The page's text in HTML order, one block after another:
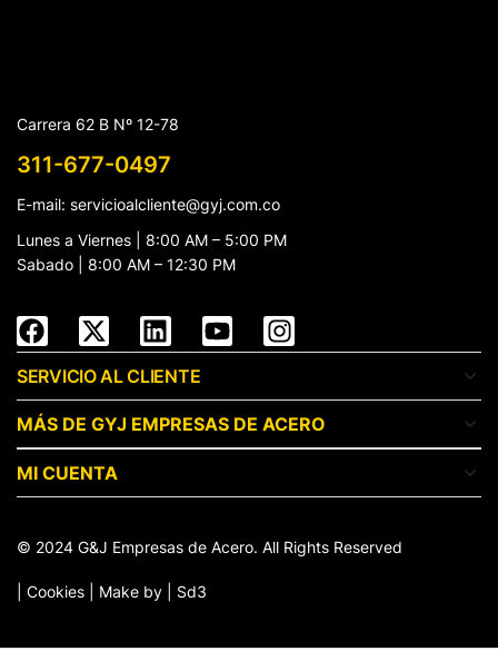
Carrera 62 B Nº 12-78
311-677-0497
E-mail: servicioalcliente@gyj.com.co
Lunes a Viernes | 8:00 AM – 5:00 PM
Sabado | 8:00 AM – 12:30 PM
SERVICIO AL CLIENTE
MÁS DE GYJ EMPRESAS DE ACERO
MI CUENTA
© 2024 G&J Empresas de Acero. All Rights Reserved
| Cookies | Make by | Sd3